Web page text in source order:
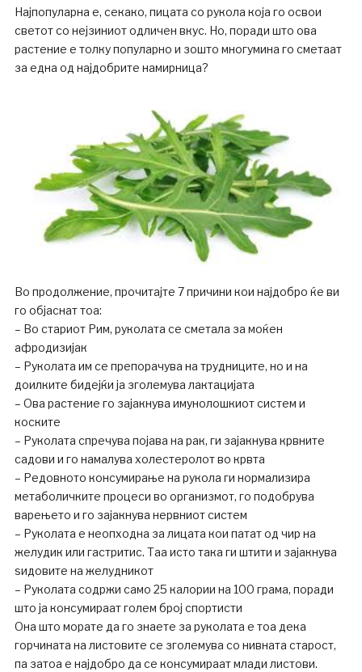
Најпопуларна е, секако, пицата со рукола која го освои
светот со нејзиниот одличен вкус. Но, поради што ова
растение е толку популарно и зошто многумина го сметаат
за една од најдобрите намирница?
Во продолжение, прочитајте 7 причини кои најдобро ќе ви
го објаснат тоа:
– Во стариот Рим, руколата се сметала за моќен
афродизијак
– Руколата им се препорачува на трудниците, но и на
доилките бидејќи ја зголемува лактацијата
– Ова растение го зајакнува имунолошкиот систем и
коските
– Руколата спречува појава на рак, ги зајакнува крвните
садови и го намалува холестеролот во крвта
– Редовното консумирање на рукола ги нормализира
метаболичките процеси во организмот, го подобрува
варењето и го зајакнува нервниот систем
– Руколата е неопходна за лицата кои патат од чир на
желудик или гастритис. Таа исто така ги штити и зајакнува
ѕидовите на желудникот
– Руколата содржи само 25 калории на 100 грама, поради
што ја консумираат голем број спортисти
Она што морате да го знаете за руколата е тоа дека
горчината на листовите се зголемува со нивната старост,
па затоа е најдобро да се консумираат млади листови.